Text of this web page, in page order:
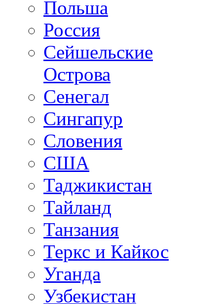
Польша
Россия
Сейшельские
Острова
Сенегал
Сингапур
Словения
США
Таджикистан
Тайланд
Танзания
Теркс и Кайкос
Уганда
Узбекистан